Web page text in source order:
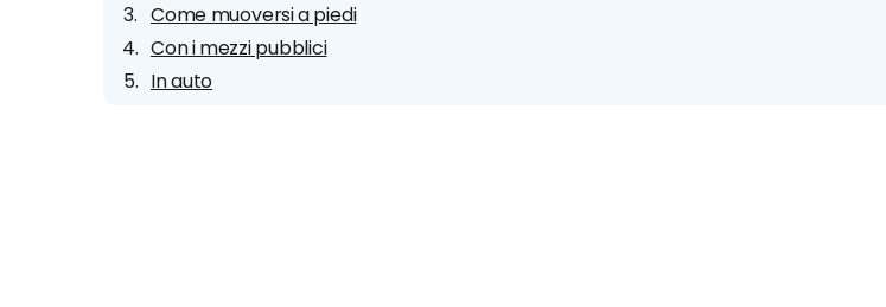
Come muoversi a piedi
Con i mezzi pubblici
In auto